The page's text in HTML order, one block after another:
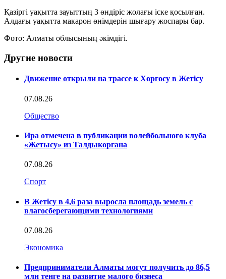
Қазіргі уақытта зауыттың 3 өндіріс жолағы іске қосылған.
Алдағы уақытта макарон өнімдерін шығару жоспары бар.
Фото: Алматы облысының әкімдігі.
Другие новости
Движение открыли на трассе к Хоргосу в Жетісу
07.08.26
Общество
Ира отмечена в публикации волейбольного клуба
«Жетысу» из Талдыкоргана
07.08.26
Спорт
В Жетісу в 4,6 раза выросла площадь земель с
влагосберегающими технологиями
07.08.26
Экономика
Предприниматели Алматы могут получить до 86,5
млн тенге на развитие малого бизнеса